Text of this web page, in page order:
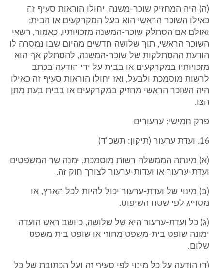
(ה) היה המחזיק שוכר-משנה, יחולו הוראות סעיף זה
כאילו השוכר הראשי הוא בעל המקרקעים או הבית;
ואולם אם הסתלק שוכר-המשנה מזכויותיו, כאמור, רשאי
השוכר הראשי, תוך שלושה חדשים מהיום שבו נמסרה לו
הודעת ההסתלקות של שוכר-המשנה, להסתלק אף הוא
מזכויותיו במקרקעים או בבית על ידי הודעה בכתב
לרשות מוסמכת ולבעל, ואז יחולו הוראות סעיף זה כאילו
היה השוכר הראשי מחזיק במקרקעים או בבית בעת מתן
הצו.
פרק חמישי: ערעורים
16. ועדת ערעור (תיקון: תשכ"ד)
(א) מינתה הממשלה רשות מוסמכת, ימנה שר המשפטים
ועדת-ערעור או ועדות-ערעור לצורך חוק זה.
(ב) מינוי של ועדת-ערעור יכול להיות לכל הארץ, או
מסוייג לפי שטח השיפוט.
(ג) כל ועדת-ערעור היא של שלושה, כיושב ראש הועדה
ימונה שופט בית-משפט מחוזי או שופט בית משפט
שלום.
(ד) הודעה על כל מינוי לפי סעיף זה ועל הכתובת של כל